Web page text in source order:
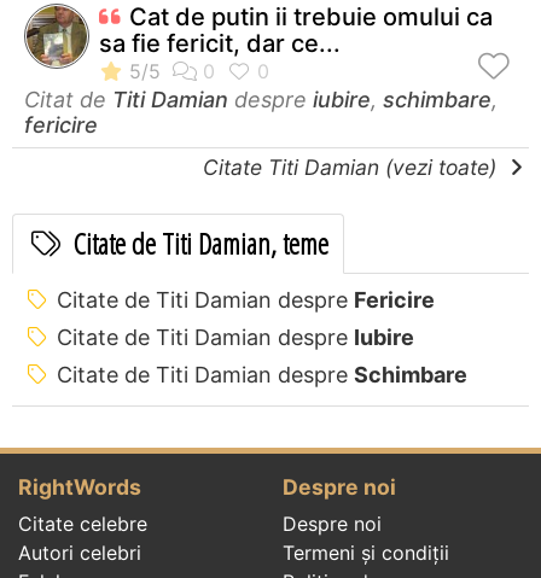
Cat de putin ii trebuie omului ca
sa fie fericit, dar ce...
Citat de Titi Damian despre iubire, schimbare,
fericire
Citate Titi Damian (vezi toate)
Citate de Titi Damian, teme
Citate de Titi Damian despre Fericire
Citate de Titi Damian despre Iubire
Citate de Titi Damian despre Schimbare
RightWords
Citate celebre
Autori celebri
Despre noi
Despre noi
Termeni și condiții